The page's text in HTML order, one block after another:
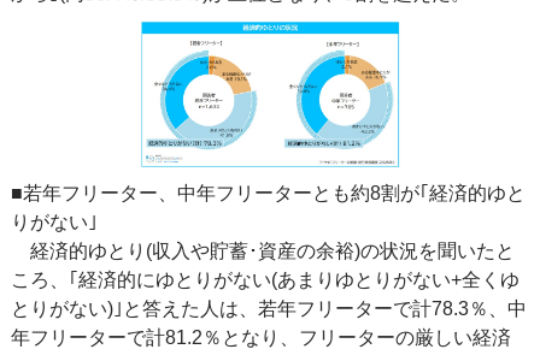
■若年フリーター、中年フリーターとも約8割が｢経済的ゆと
りがない｣
経済的ゆとり(収入や貯蓄･資産の余裕)の状況を聞いたと
ころ、｢経済的にゆとりがない(あまりゆとりがない+全くゆ
とりがない)｣と答えた人は、若年フリーターで計78.3％、中
年フリーターで計81.2％となり、フリーターの厳しい経済